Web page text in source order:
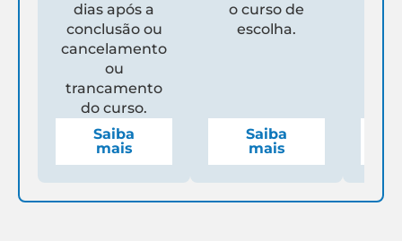
dias após a
conclusão ou
cancelamento
ou
trancamento
do curso.
Saiba
mais
o curso de
escolha.
Saiba
mais